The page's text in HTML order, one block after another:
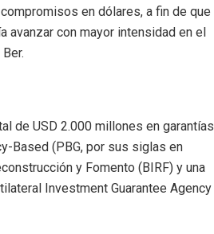
en dólares, a fin de que
avanzar con mayor intensidad en el
de USD 2.000 millones en garantías
Based (PBG, por sus siglas en
y Fomento (BIRF) y una
Investment Guarantee Agency